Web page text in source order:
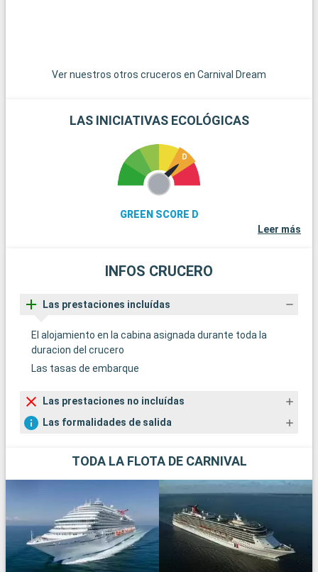
Ver nuestros otros cruceros en Carnival Dream
LAS INICIATIVAS ECOLÓGICAS
GREEN SCORE D
Leer más
INFOS CRUCERO
Las prestaciones incluídas
El alojamiento en la cabina asignada durante toda la
duracion del crucero
Las tasas de embarque
Las prestaciones no incluídas
Las formalidades de salida
TODA LA FLOTA DE CARNIVAL